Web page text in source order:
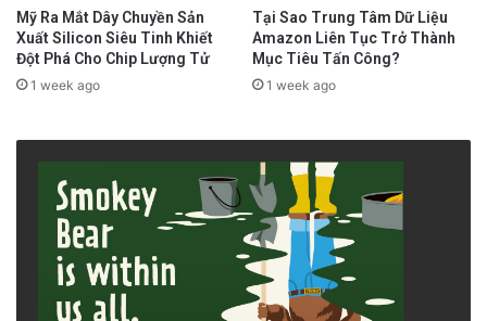
Mỹ Ra Mắt Dây Chuyền Sản
Xuất Silicon Siêu Tinh Khiết
Đột Phá Cho Chip Lượng Tử
1 week ago
Tại Sao Trung Tâm Dữ Liệu
Amazon Liên Tục Trở Thành
Mục Tiêu Tấn Công?
1 week ago